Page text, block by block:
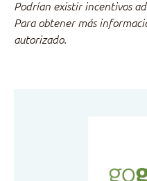
Podrían existir incentivos
Para obtener más
autorizado.